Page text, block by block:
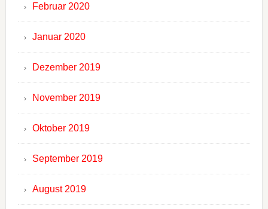
Februar 2020
Januar 2020
Dezember 2019
November 2019
Oktober 2019
September 2019
August 2019